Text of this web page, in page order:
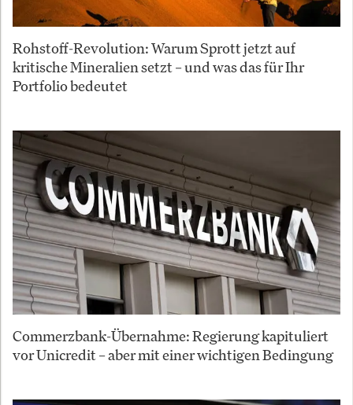
Rohstoff-Revolution: Warum Sprott jetzt auf
kritische Mineralien setzt – und was das für Ihr
Portfolio bedeutet
Commerzbank-Übernahme: Regierung kapituliert
vor Unicredit – aber mit einer wichtigen Bedingung